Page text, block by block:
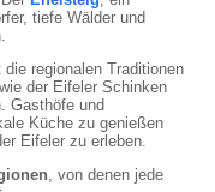
tiefe Wälder und
regionalen Traditionen
der Eifeler Schinken
Gasthöfe und
Küche zu genießen
Eifeler zu erleben.
, von denen jede